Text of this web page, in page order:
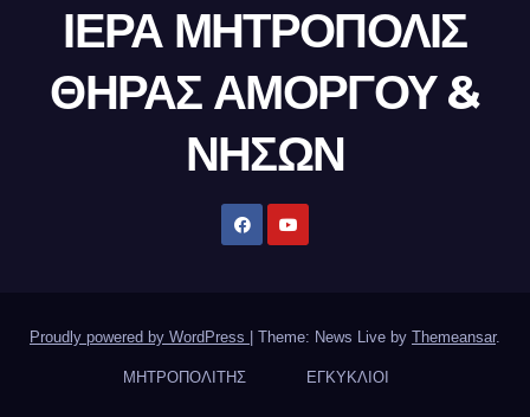
ΙΕΡΑ ΜΗΤΡΟΠΟΛΙΣ
ΘΗΡΑΣ ΑΜΟΡΓΟΥ &
ΝΗΣΩΝ
Proudly powered by WordPress Theme: News Live by Themeansar.
ΜΗΤΡΟΠΟΛΙΤΗΣ ΕΓΚΥΚΛΙΟΙ